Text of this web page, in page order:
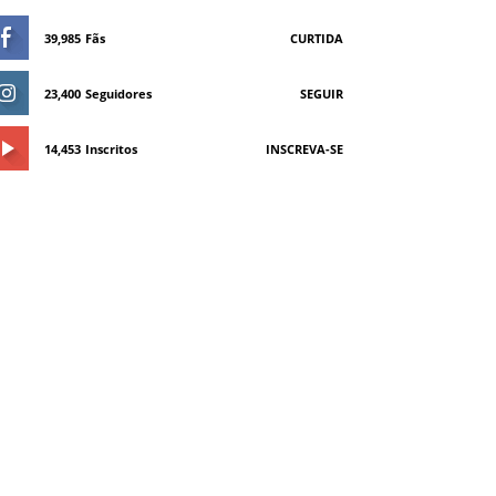
39,985 Fãs CURTIDA
23,400 Seguidores SEGUIR
14,453 Inscritos INSCREVA-SE